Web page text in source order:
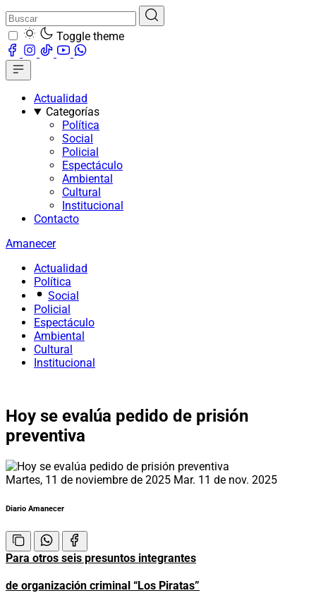
Toggle theme
Actualidad
Categorías
Política
Social
Policial
Espectáculo
Ambiental
Cultural
Institucional
Contacto
Amanecer
Actualidad
Política
Social
Policial
Espectáculo
Ambiental
Cultural
Institucional
Hoy se evalúa pedido de prisión
preventiva
Martes, 11 de noviembre de 2025 Mar. 11 de nov. 2025
Diario Amanecer
Para otros seis presuntos integrantes
de organización criminal “Los Piratas”